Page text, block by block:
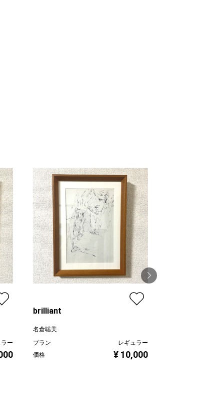
ー
brilliant
名倉聡美
プラン
レギュラー
価格
¥ 10,000